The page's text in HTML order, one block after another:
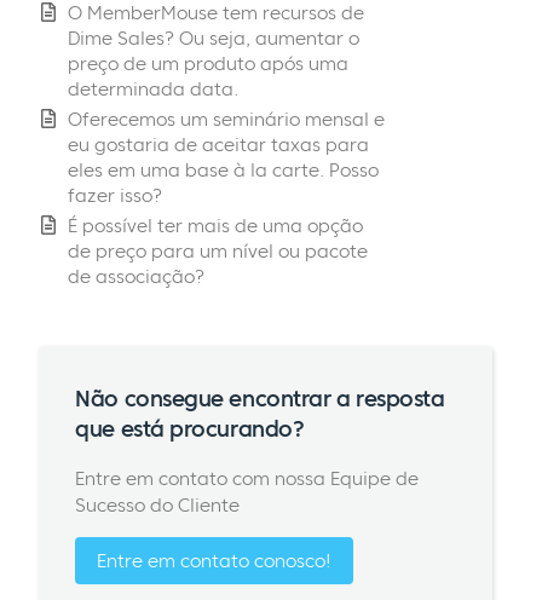
O MemberMouse tem recursos de
Dime Sales? Ou seja, aumentar o
preço de um produto após uma
determinada data.
Oferecemos um seminário mensal e
eu gostaria de aceitar taxas para
eles em uma base à la carte. Posso
fazer isso?
É possível ter mais de uma opção
de preço para um nível ou pacote
de associação?
Não consegue encontrar a resposta
que está procurando?
Entre em contato com nossa Equipe de
Sucesso do Cliente
Entre em contato conosco!